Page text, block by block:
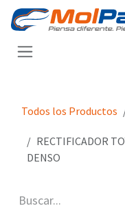
Ir al contenido
Todos los Productos
RECTIFICADOR
DENSO